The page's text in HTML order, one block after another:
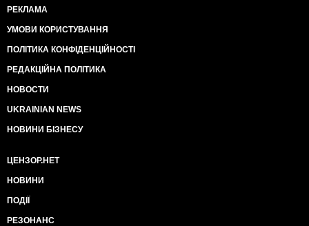
РЕКЛАМА
УМОВИ КОРИСТУВАННЯ
ПОЛІТИКА КОНФІДЕНЦІЙНОСТІ
РЕДАКЦІЙНА ПОЛІТИКА
НОВОСТИ
UKRAINIAN NEWS
НОВИНИ БІЗНЕСУ
ЦЕНЗОР.НЕТ
НОВИНИ
ПОДІЇ
РЕЗОНАНС